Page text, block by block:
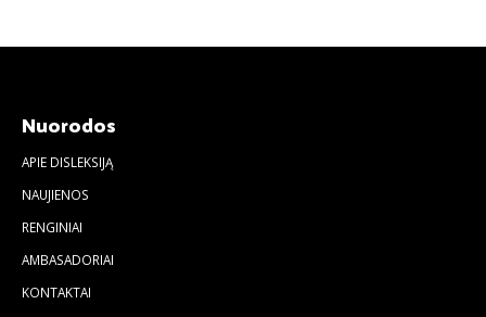
Nuorodos
APIE DISLEKSIJĄ
NAUJIENOS
RENGINIAI
AMBASADORIAI
KONTAKTAI